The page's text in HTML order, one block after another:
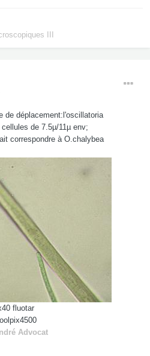
III
de déplacement:l'oscillatoria
de 7.5µ/11µ env;
correspondre à O.chalybea
fluotar
Advocat